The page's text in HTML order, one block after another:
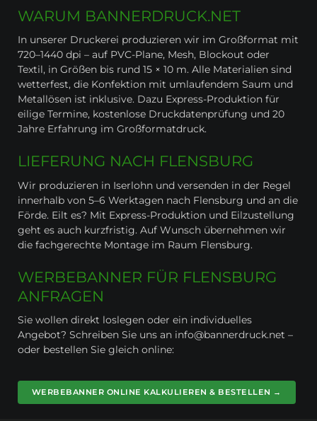
WARUM BANNERDRUCK.NET
In unserer Druckerei produzieren wir im Großformat mit
720–1440 dpi – auf PVC-Plane, Mesh, Blockout oder
Textil, in Größen bis rund 15 × 10 m. Alle Materialien sind
wetterfest, die Konfektion mit umlaufendem Saum und
Metallösen ist inklusive. Dazu Express-Produktion für
eilige Termine, kostenlose Druckdatenprüfung und 20
Jahre Erfahrung im Großformatdruck.
LIEFERUNG NACH FLENSBURG
Wir produzieren in Iserlohn und versenden in der Regel
innerhalb von 5–6 Werktagen nach Flensburg und an die
Förde. Eilt es? Mit Express-Produktion und Eilzustellung
geht es auch kurzfristig. Auf Wunsch übernehmen wir
die fachgerechte Montage im Raum Flensburg.
WERBEBANNER FÜR FLENSBURG
ANFRAGEN
Sie wollen direkt loslegen oder ein individuelles
Angebot? Schreiben Sie uns an info@bannerdruck.net –
oder bestellen Sie gleich online:
WERBEBANNER ONLINE KALKULIEREN & BESTELLEN →